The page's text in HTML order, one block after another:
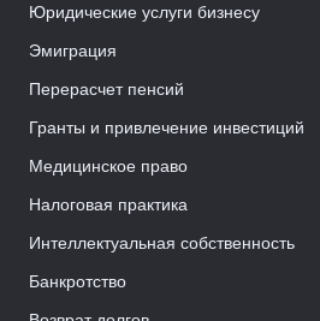
Юридические услуги бизнесу
Эмиграция
Перерасчет пенсий
Гранты и привлечение инвестиций
Медицинское право
Налоговая практика
Интеллектуальная собственность
Банкротство